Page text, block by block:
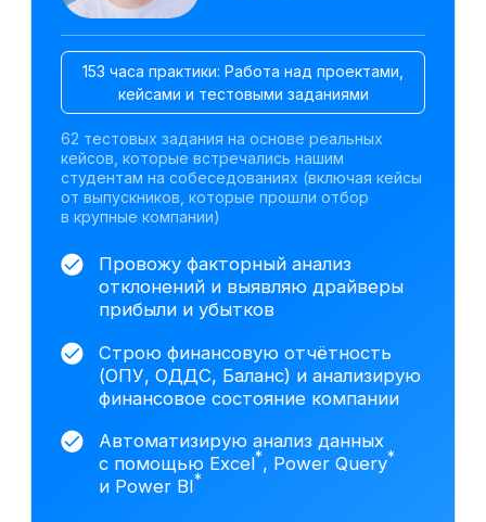
Претендуйте на
вакансии финансовых
аналитиков после
курса
По данным hh.ru,
за последний месяц открыто
более 4 000 вакансий в сфере
Junior— 1–2 года
от 300 000 ₽
Финансовый аналитик
от 200 000 ₽
Финансовый аналитик
на аутсорсинге*
от 150 000 ₽
Екатеринбург